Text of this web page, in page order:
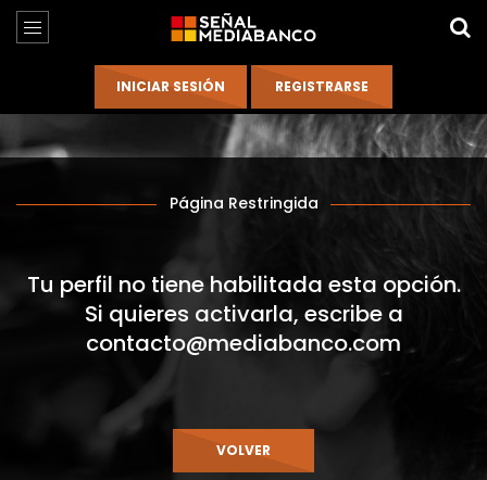
Página Restringida
Tu perfil no tiene habilitada esta opción.
Si quieres activarla, escribe a
contacto@mediabanco.com